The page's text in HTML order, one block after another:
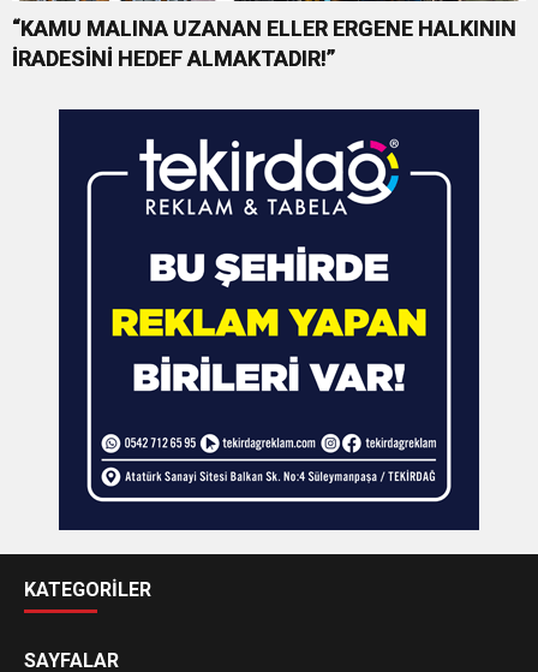
“KAMU MALINA UZANAN ELLER ERGENE HALKININ
İRADESİNİ HEDEF ALMAKTADIR!”
KATEGORİLER
SAYFALAR